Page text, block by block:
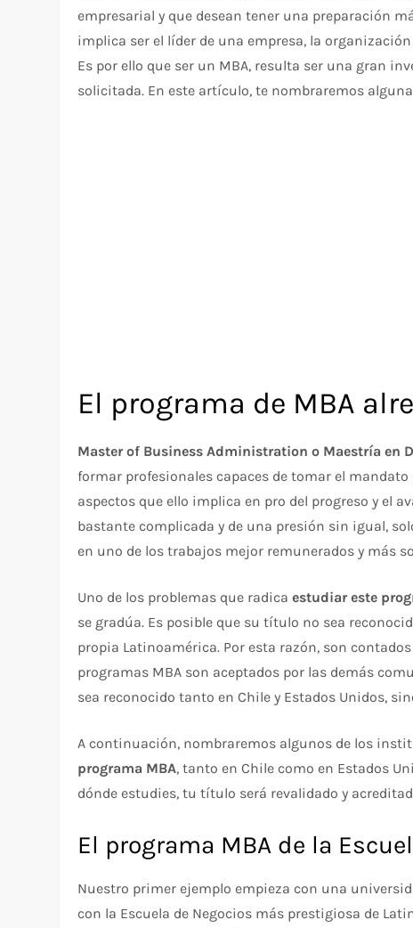
empresarial y que desean tener una preparación
implica ser el líder de una empresa, la
Es por ello que ser un MBA, resulta ser una gran
solicitada. En este artículo, te nombraremos
El programa de MBA
Master of Business Administration o Maestría en
formar profesionales capaces de tomar el
aspectos que ello implica en pro del progreso y el
bastante complicada y de una presión sin igual,
en uno de los trabajos mejor remunerados y más
Uno de los problemas que radicaestudiar este
se gradúa. Es posible que su título no sea
propia Latinoamérica. Por esta razón, son
programas MBA son aceptados por las demás
sea reconocido tanto en Chile y Estados Unidos,
A continuación, nombraremos algunos de los
programa MBA, tanto en Chile como en Estados
dónde estudies, tu título será revalidado y
El programa MBA de la
Nuestro primer ejemplo empieza con una
con la Escuela de Negocios más prestigiosa de